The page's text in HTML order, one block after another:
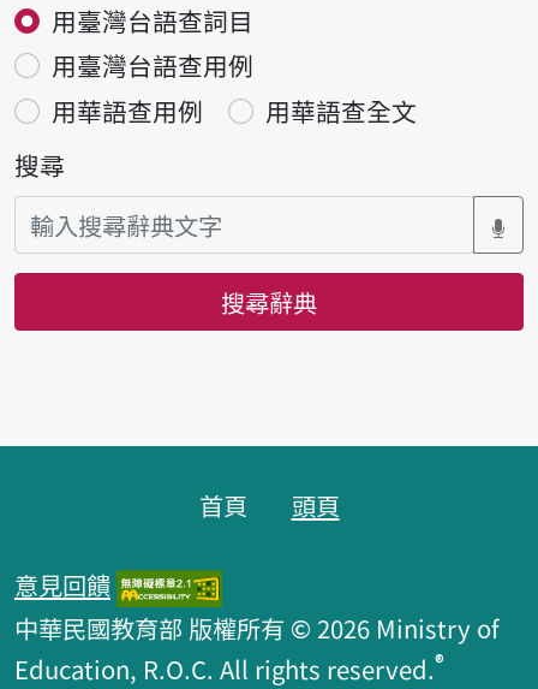
用臺灣台語查詞目
用臺灣台語查用例
用華語查用例
用華語查全文
搜尋
搜尋辭典
首頁 頭頁
意見回饋
中華民國教育部 版權所有 © 2026 Ministry of
Education, R.O.C. All rights reserved.®